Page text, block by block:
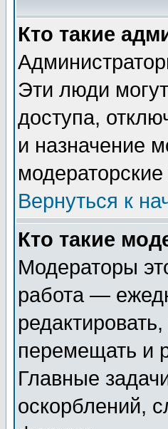
Кто такие
Эти люди
доступа,
и назначение
Вернуться к
Кто такие
Модераторы
работа —
перемещать и
Главные
оскорблений,